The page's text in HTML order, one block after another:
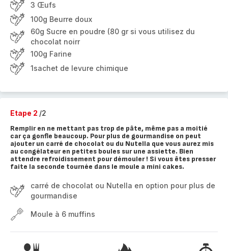
3 Œufs
100g Beurre doux
60g Sucre en poudre (80 gr si vous utilisez du
chocolat noirr
100g Farine
1sachet de levure chimique
Etape 2 /2
Remplir en ne mettant pas trop de pâte, même pas a moitié
car ça gonfle beaucoup. Pour plus de gourmandise on peut
ajouter un carré de chocolat ou du Nutella que vous aurez mis
au congélateur en petites boules sur une assiette. Bien
attendre refroidissement pour démouler ! Si vous êtes presser
faite la seconde tournée dans le moule a mini cakes.
carré de chocolat ou Nutella en option pour plus de
gourmandise
Moule à 6 muffins